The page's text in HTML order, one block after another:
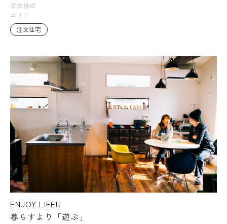
家族構成
エリア
注文住宅
ENJOY LIFE!!
暮らすより「遊ぶ」